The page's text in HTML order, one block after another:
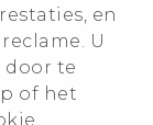
en
U
door te
of het